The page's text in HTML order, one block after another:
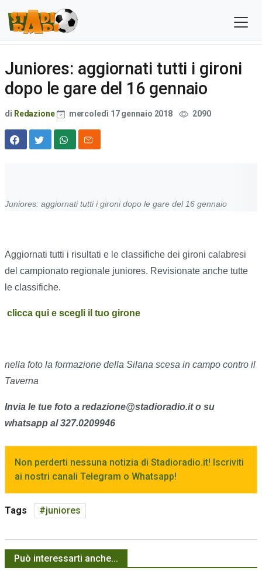
Juniores: aggiornati tutti i gironi
dopo le gare del 16 gennaio
di Redazione mercoledì 17 gennaio 2018 2090
Juniores: aggiornati tutti i gironi dopo le gare del 16 gennaio
Aggiornati tutti i risultati e le classifiche dei gironi calabresi
del campionato regionale juniores. Revisionate anche tutte
le classifiche.
clicca qui e scegli il tuo girone
nella foto la formazione della Silana scesa in campo contro il
Taverna
Invia le tue foto a redazione@stadioradio.it o su
whatsapp al 327.0209946
Non perderti nessuna notizia di Stadioradio.it! Iscriviti
ai nostri canali Telegram o Whatsapp!
Tags juniores
Può interessarti anche...